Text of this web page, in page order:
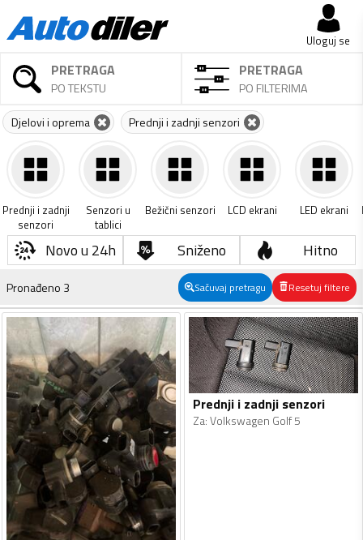
Uloguj se
PRETRAGA
PO TEKSTU
PRETRAGA
PO FILTERIMA
Djelovi i oprema Prednji i zadnji senzori
Prednji i zadnji
senzori
Senzori u
tablici
Bežični senzori LCD ekrani LED ekrani
Novo u 24h Sniženo Hitno
Pronađeno 3 Sačuvaj pretragu Resetuj filtere
Prednji i zadnji senzori
Za:Volkswagen Golf 5